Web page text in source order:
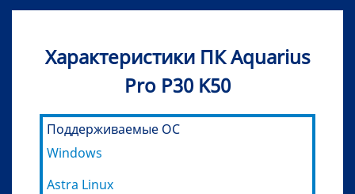
Характеристики ПК Aquarius
Pro P30 K50
Поддерживаемые ОС
Windows
Astra Linux